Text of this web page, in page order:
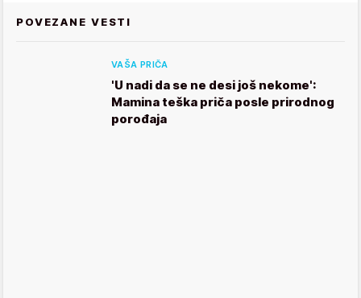
POVEZANE VESTI
VAŠA PRIČA
'U nadi da se ne desi još nekome':
Mamina teška priča posle prirodnog
porođaja